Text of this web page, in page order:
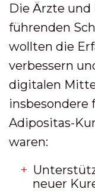
Die Ärzte
führenden
wollten die
verbessern
digitalen
insbesondere
Adipositas-
waren:
neuer